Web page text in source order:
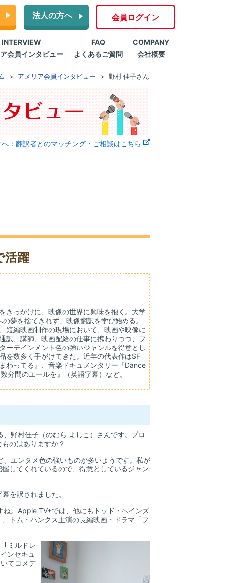
法人の方へ 会員ログイン
INTERVIEW
会員インタビュー
FAQ
よくあるご質問
COMPANY
会社概要
アメリア会員インタビュー 野村 佳子さん
：翻訳者とのマッチング・ご相談はこちら
活躍
きっかけに、映像の世界に興味を抱く。大学
夢を捨てきれず、映像翻訳を学び始める。
短編映画制作の現場において、映画や映像に
訳、講師、映画配給の仕事に携わりつつ、フ
ーテインメント色の強いジャンルを得意とし
を数多く手がけてきた。近年の代表作はSF
わってる』、音楽ドキュメンタリー『Dance
間のエールを』（英語字幕）など。
野村佳子（のむら よしこ）さんです。プロ
のはありますか？
、エンタメ色の強いものが多いようです。私が
してくれているので、得意としているジャン
を訳されました。
ね。Apple TV+では、他にもトッド・ヘインズ
トム・ハンクス主演の長編映画・ドラマ「フ
｢ミルドレ
ンセキュ
てコメデ